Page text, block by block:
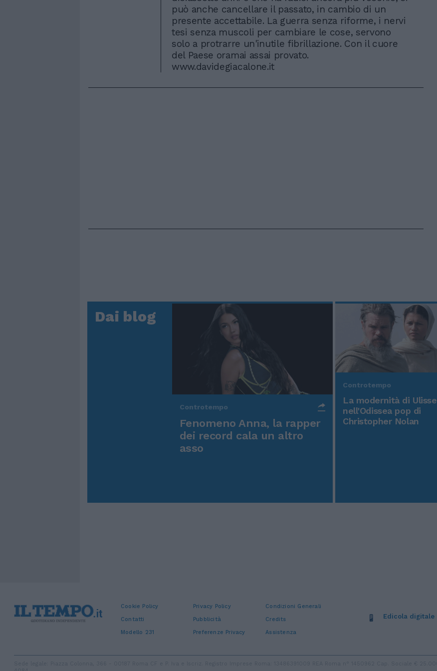
può anche cancellare il passato, in cambio di un
presente accettabile. La guerra senza riforme, i nervi
tesi senza muscoli per cambiare le cose, servono
solo a protrarre un'inutile fibrillazione. Con il cuore
del Paese oramai assai provato.
www.davidegiacalone.it
Dai blog
Controtempo
Fenomeno Anna, la rapper
dei record cala un altro
asso
Controtempo
La modernità di Ulisse
nell'Odissea pop di
Christopher Nolan
Cookie Policy Privacy Policy
Condizioni Generali
Contatti
Pubblicità
Credits
Modello 231
Preferenze Privacy Assistenza
Edicola digitale